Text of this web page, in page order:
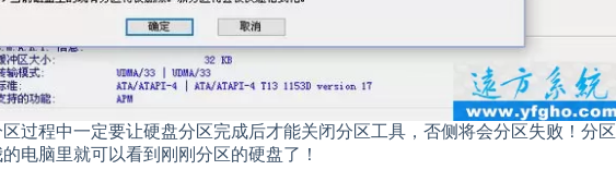
过程中一定要让硬盘分区完成后才能关闭分区工具，否侧将会分区失败！分区
电脑里就可以看到刚刚分区的硬盘了！